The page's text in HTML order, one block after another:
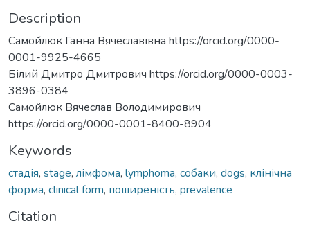
Description
Самойлюк Ганна Вячеславівна https://orcid.org/0000-
0001-9925-4665
Білий Дмитро Дмитрович https://orcid.org/0000-0003-
3896-0384
Самойлюк Вячеслав Володимирович
https://orcid.org/0000-0001-8400-8904
Keywords
стадія, stage, лімфома, lymphoma, собаки, dogs, клінічна
форма, clinical form, поширеність, prevalence
Citation